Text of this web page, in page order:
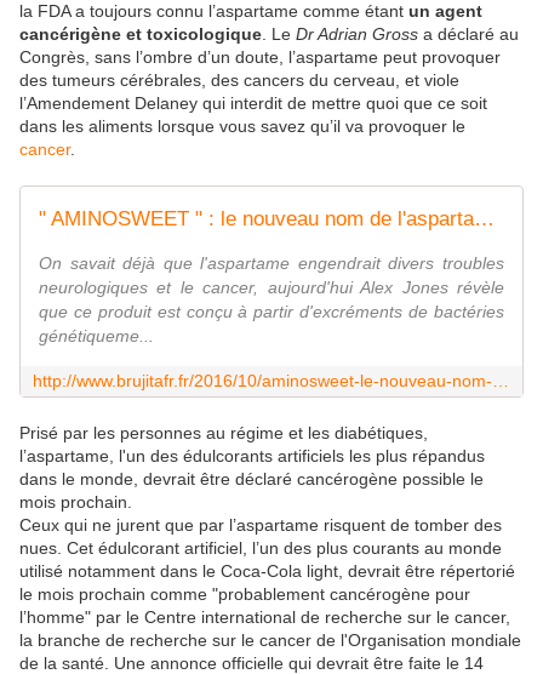
la FDA a toujours connu l’aspartame comme étant un agent
cancérigène et toxicologique . Le Dr Adrian Gross a déclaré au
Congrès, sans l’ombre d’un doute, l’aspartame peut provoquer
des tumeurs cérébrales, des cancers du cerveau, et viole
l’Amendement Delaney qui interdit de mettre quoi que ce soit
dans les aliments lorsque vous savez qu’il va provoquer le
cancer.
" AMINOSWEET " : le nouveau nom de l'aspartame pour mieux vous berner... - MOINS de BIENS PLUS de LIENS
On savait déjà que l'aspartame engendrait divers troubles
neurologiques et le cancer, aujourd'hui Alex Jones révèle
que ce produit est conçu à partir d'excréments de bactéries
génétiqueme...
Prisé par les personnes au régime et les diabétiques,
l’aspartame, l'un des édulcorants artificiels les plus répandus
dans le monde, devrait être déclaré cancérogène possible le
mois prochain.
Ceux qui ne jurent que par l’aspartame risquent de tomber des
nues. Cet édulcorant artificiel, l’un des plus courants au monde
utilisé notamment dans le Coca-Cola light, devrait être répertorié
le mois prochain comme "probablement cancérogène pour
l’homme" par le Centre international de recherche sur le cancer,
la branche de recherche sur le cancer de l'Organisation mondiale
de la santé. Une annonce officielle qui devrait être faite le 14